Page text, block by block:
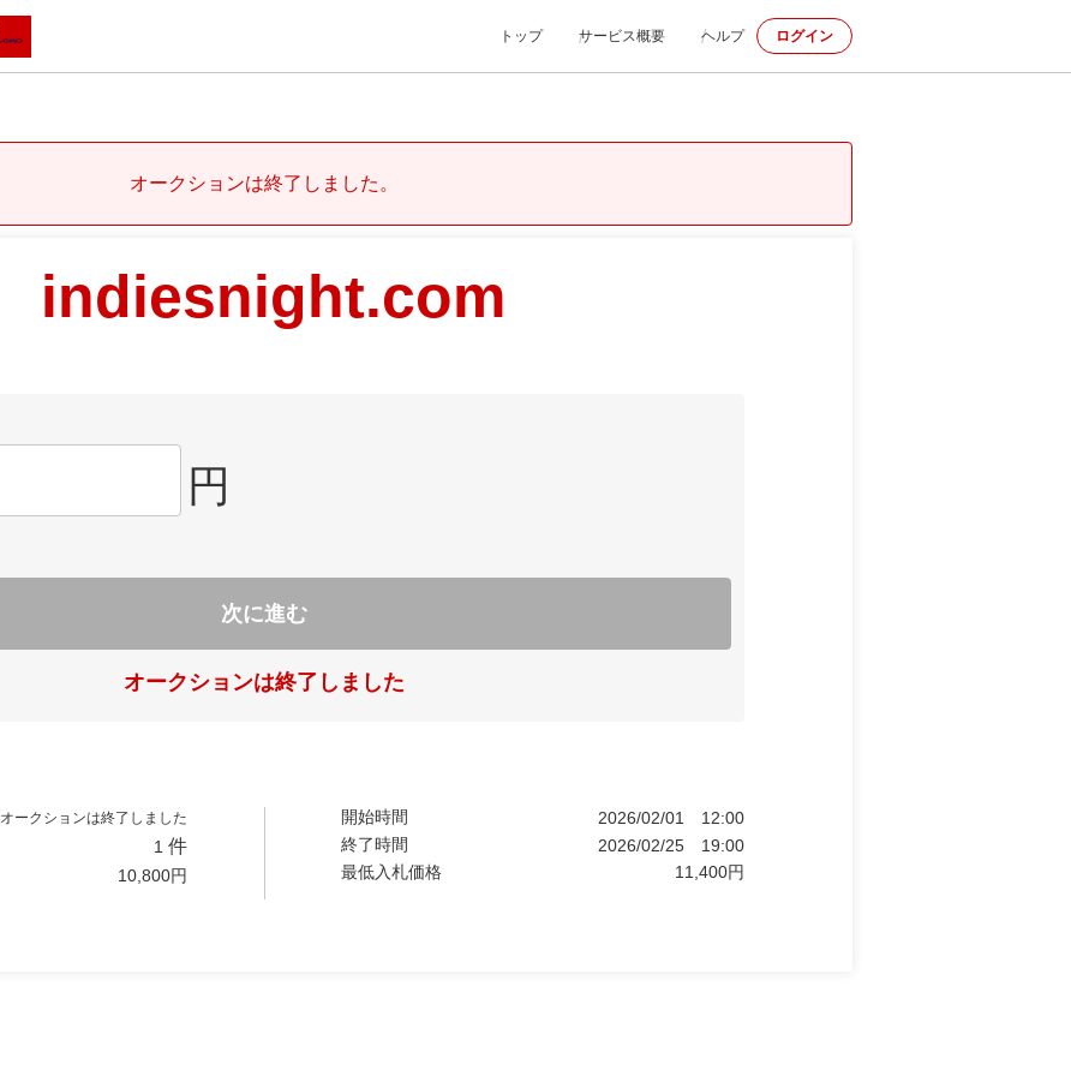
トップ サービス概要 ヘルプ ログイン
オークションは終了しました。
indiesnight.com
円
次に進む
オークションは終了しました
オークションは終了しました
1 件
10,800円
開始時間 2026/02/01
12:00
終了時間
2026/02/25
19:00
最低入札価格
11,400円